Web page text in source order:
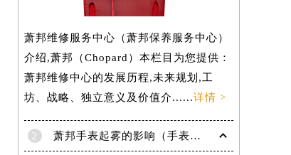
萧邦维修服务中心（萧邦保养服务中心）
介绍,萧邦（Chopard）本栏目为您提供：
萧邦维修中心的发展历程,未来规划,工
坊、战略、独立意义及价值介......详情 >
2 萧邦手表起雾的影响（手表起雾维护建议）